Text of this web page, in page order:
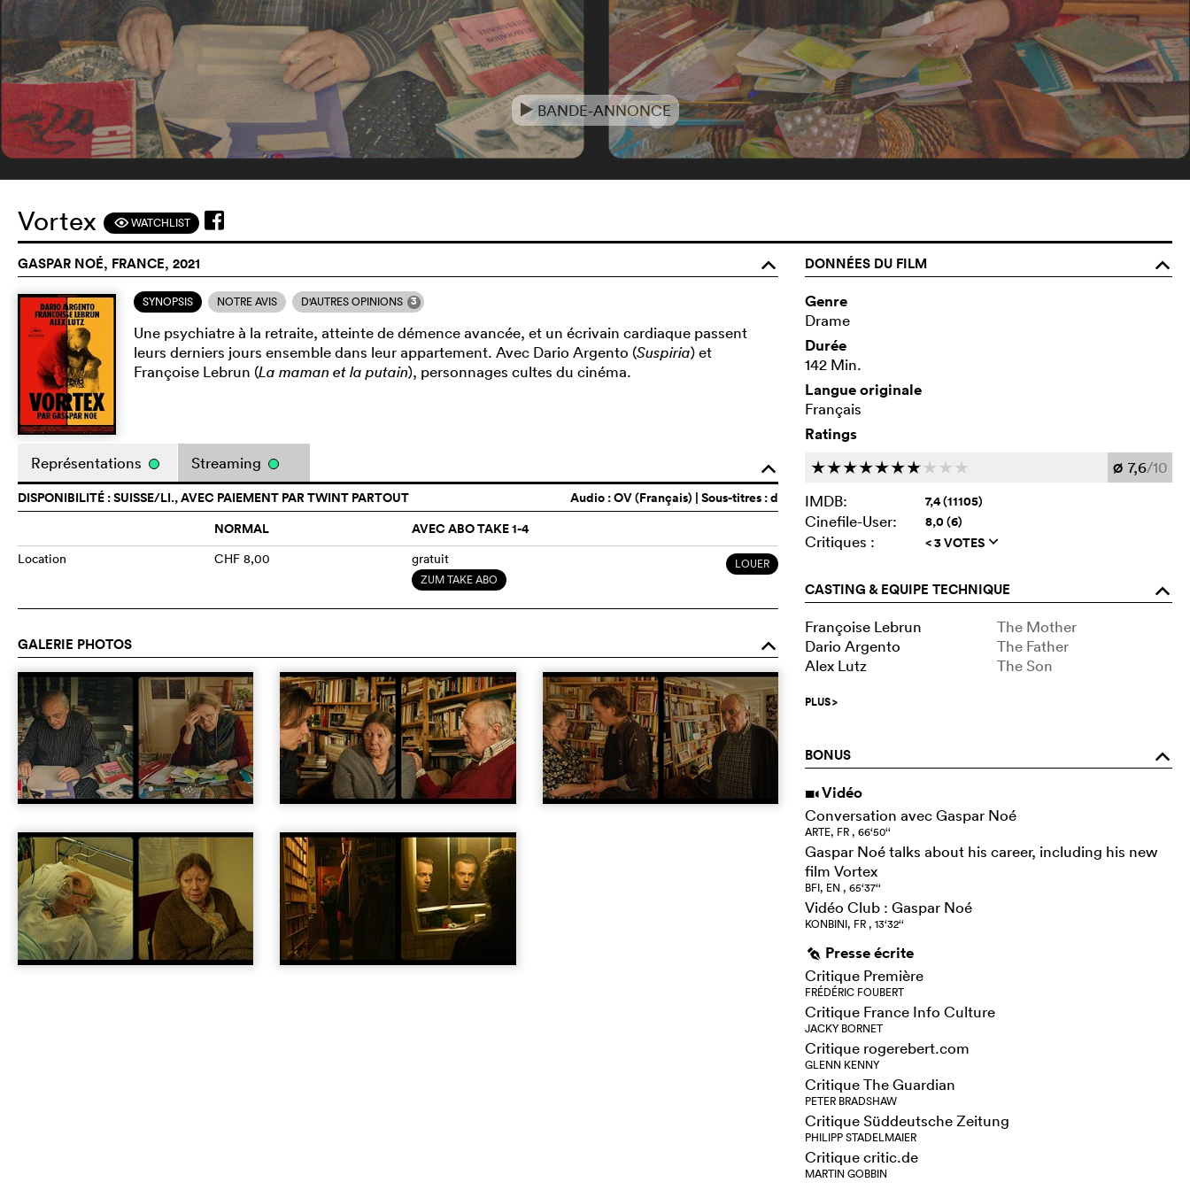
e BANDE-ANNONCE
Vortex FWATCHLIST
GASPAR NOÉ, FRANCE, 2021 o
SYNOPSIS NOTRE AVIS D'AUTRES OPINIONS 3
Une psychiatre à la retraite, atteinte de démence avancée, et un écrivain cardiaque passent
leurs derniers jours ensemble dans leur appartement. Avec Dario Argento (Suspiria) et
Françoise Lebrun (La maman et la putain), personnages cultes du cinéma.
o
Représentations Streaming
Audio :OV (Français) | Sous-titres : d
DISPONIBILITÉ : SUISSE/LI., AVEC PAIEMENT PAR TWINT PARTOUT
NORMAL
AVEC ABO TAKE 1-4
Location CHF 8,00 gratuit
ZUM TAKE ABO
LOUER
GALERIE PHOTOS o
DONNÉES DU FILM
o
Genre
Drame
Durée
142 Min.
Langue originale
Français
Ratings
ccccccc c c c Ø 7,6/10
IMDB:
7,4 (11105)
Cinefile-User: 8,0 (6)
Critiques : < 3 VOTES q
CASTING & EQUIPE TECHNIQUE o
Françoise Lebrun
The Mother
Dario Argento
The Father
Alex Lutz
The Son
PLUS>
BONUS o
i Vidéo
Conversation avec Gaspar Noé
ARTE, FR , 66‘50‘‘
Gaspar Noé talks about his career, including his new
film Vortex
BFI, EN , 65‘37‘‘
Vidéo Club : Gaspar Noé
KONBINI, FR , 13‘32‘‘
g Presse écrite
Critique Première
FRÉDÉRIC FOUBERT
Critique France Info Culture
JACKY BORNET
Critique rogerebert.com
GLENN KENNY
Critique The Guardian
PETER BRADSHAW
Critique Süddeutsche Zeitung
PHILIPP STADELMAIER
Critique critic.de
MARTIN GOBBIN